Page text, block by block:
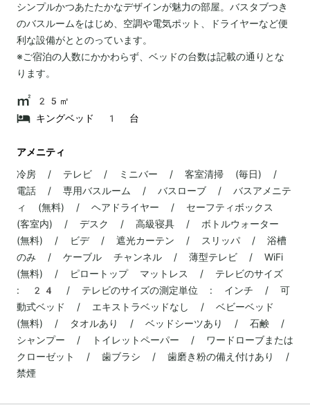
シンプルかつあたたかなデザインが魅力の部屋。バスタブつき
のバスルームをはじめ、空調や電気ポット、ドライヤーなど便
利な設備がととのっています。
※ご宿泊の人数にかかわらず、ベッドの台数は記載の通りとな
ります。
25㎡
キングベッド 1 台
アメニティ
冷房 / テレビ / ミニバー / 客室清掃 (毎日) /
電話 / 専用バスルーム / バスローブ / バスアメニテ
ィ (無料) / ヘアドライヤー / セーフティボックス
(客室内) / デスク / 高級寝具 / ボトルウォーター
(無料) / ビデ / 遮光カーテン / スリッパ / 浴槽
のみ / ケーブル チャンネル / 薄型テレビ / WiFi
(無料) / ピロートップ マットレス / テレビのサイズ
: 24 / テレビのサイズの測定単位 : インチ / 可
動式ベッド / エキストラベッドなし / ベビーベッド
(無料) / タオルあり / ベッドシーツあり / 石鹸 /
シャンプー / トイレットペーパー / ワードローブまたは
クローゼット / 歯ブラシ / 歯磨き粉の備え付けあり /
禁煙